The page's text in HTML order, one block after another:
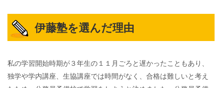
伊藤塾を選んだ理由
私の学習開始時期が３年生の１１月ごろと遅かったこともあり、
独学や学内講座、生協講座では時間がなく、合格は難しいと考え